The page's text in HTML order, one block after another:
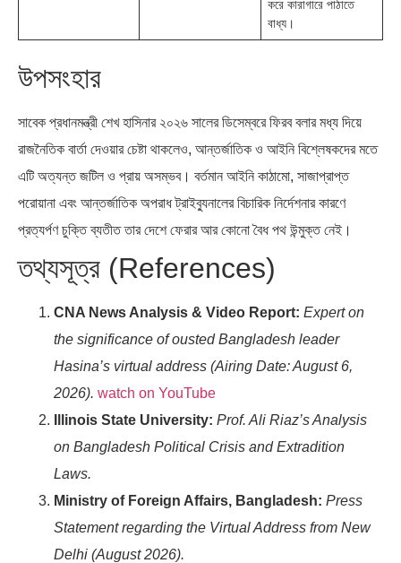
করে কারাগারে পাঠাতে
বাধ্য।
উপসংহার
সাবেক প্রধানমন্ত্রী শেখ হাসিনার ২০২৬ সালের ডিসেম্বরে ফিরব বলার মধ্য দিয়ে
রাজনৈতিক বার্তা দেওয়ার চেষ্টা থাকলেও, আন্তর্জাতিক ও আইনি বিশ্লেষকদের মতে
এটি অত্যন্ত জটিল ও প্রায় অসম্ভব। বর্তমান আইনি কাঠামো, সাজাপ্রাপ্ত
পরোয়ানা এবং আন্তর্জাতিক অপরাধ ট্রাইব্যুনালের বিচারিক নির্দেশনার কারণে
প্রত্যর্পণ চুক্তি ব্যতীত তার দেশে ফেরার আর কোনো বৈধ পথ উন্মুক্ত নেই।
তথ্যসূত্র (References)
CNA News Analysis & Video Report: Expert on
the significance of ousted Bangladesh leader
Hasina’s virtual address (Airing Date: August 6,
2026). watch on YouTube
Illinois State University: Prof. Ali Riaz’s Analysis
on Bangladesh Political Crisis and Extradition
Laws.
Ministry of Foreign Affairs, Bangladesh: Press
Statement regarding the Virtual Address from New
Delhi (August 2026).